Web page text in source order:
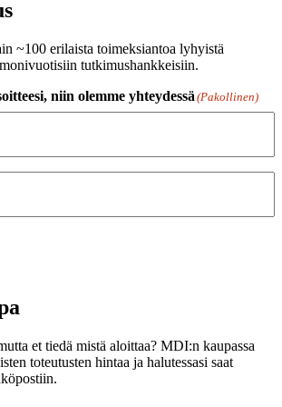
~100 erilaista toimeksiantoa lyhyistä
tutkimushankkeisiin.
niin olemme yhteydessä (Pakollinen)
et tiedä mistä aloittaa? MDI:n kaupassa
toteutusten hintaa ja halutessasi saat